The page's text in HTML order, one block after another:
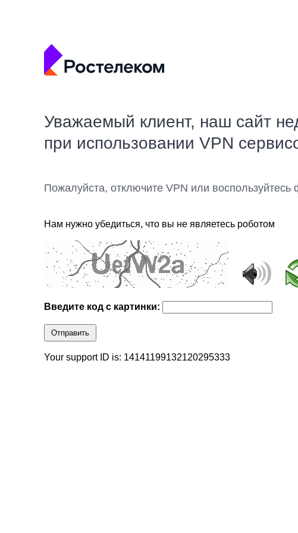
Уважаемый клиент, наш сайт
при использовании VPN
Пожалуйста, отключите VPN или
Нам нужно убедиться, что вы не являетесь роботом
Введите код с картинки:
Отправить
Your support ID is: 14141199132120295333